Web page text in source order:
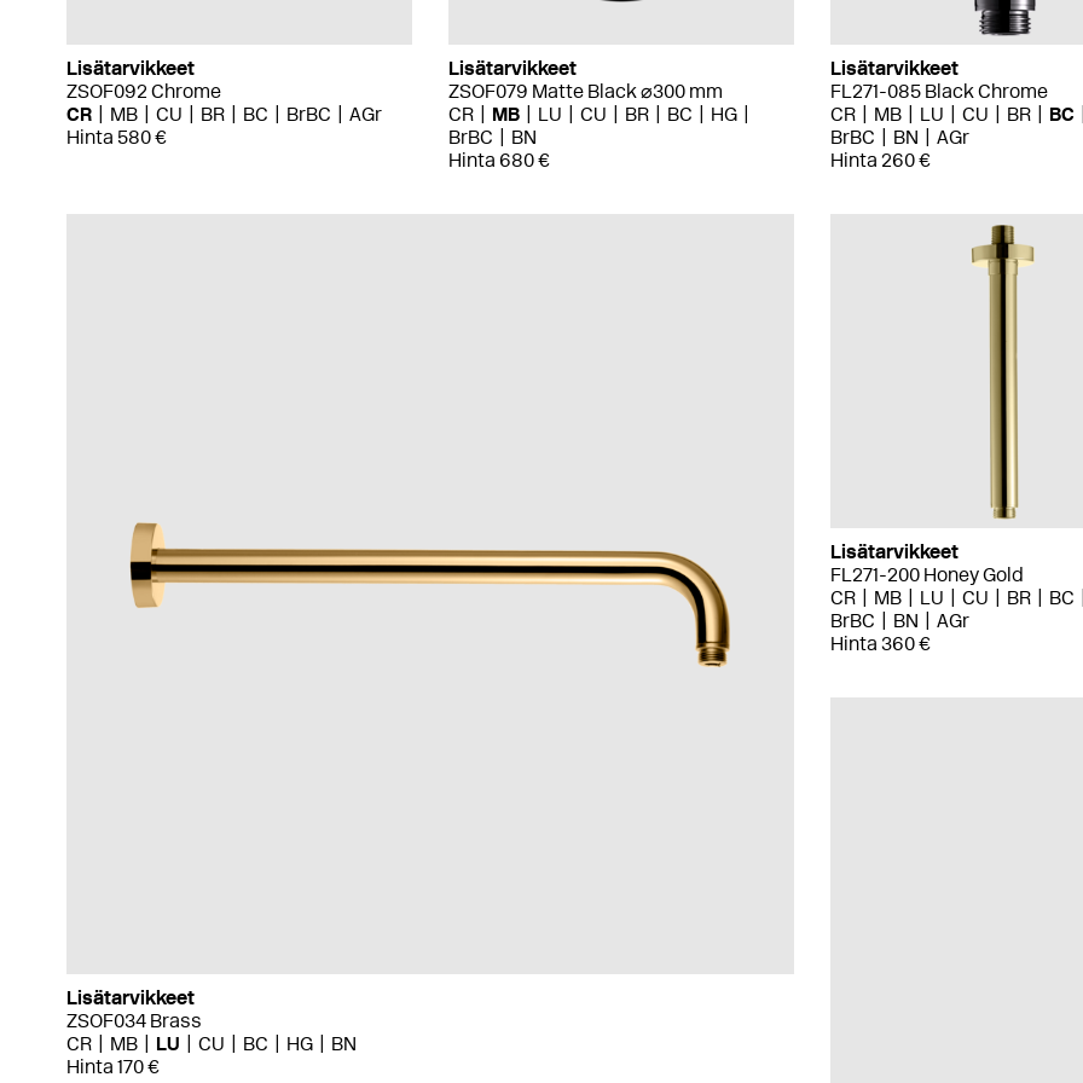
Lisätarvikkeet
ZSOF092 Chrome
CR
MB CU BR BC BrBC
AGr
Hinta 580 €
Lisätarvikkeet
ZSOF079 Matte Black ⌀300 mm
CR
MB LU CU BR BC
HG
BrBC
BN
Hinta 680 €
Lisätarvikkeet
FL271-085 Black Chrome
CR
MB LU CU BR
BC
BrBC
BN
AGr
Hinta 260 €
Lisätarvikkeet
ZSOF034 Brass
CR
MB LU CU BC HG
BN
Hinta 170 €
Lisätarvikkeet
FL271-200 Honey Gold
CR
MB LU CU BR
BC
BrBC
BN
AGr
Hinta 360 €